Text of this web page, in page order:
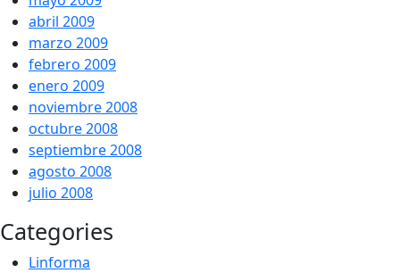
abril 2009
marzo 2009
febrero 2009
enero 2009
noviembre 2008
octubre 2008
septiembre 2008
agosto 2008
julio 2008
Categories
Linforma